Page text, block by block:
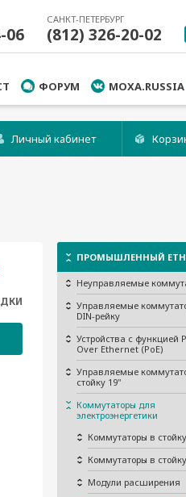
06
САНКТ-ПЕТЕРБУРГ
(812) 326-20-02
ФОРУМ MOXA.RUSSIA
Личный кабинет
ПРОМЫШЛЕННЫЙ
Неуправляемые
Управляемые
DIN-рейку
Устройства с функцией
Over Ethernet (PoE)
Управляемые
стойку 19"
Коммутаторы для
электроэнергетики
Коммутаторы в
Коммутаторы в
Модули расширения